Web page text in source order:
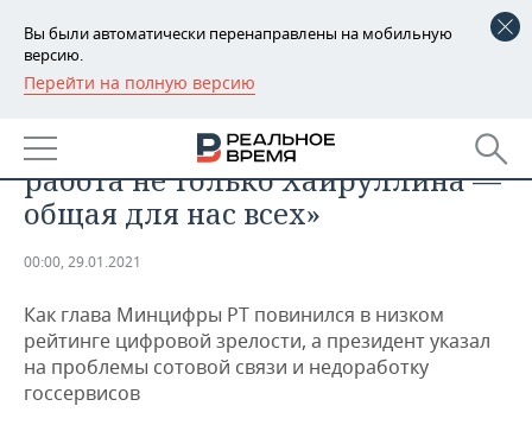
Вы были автоматически перенаправлены на мобильную
версию.
Перейти на полную версию
РЕГИОНЫ
БАШКОРТОСТАН
ТАТАРСТАН
НОВОСТИ
АНАЛИТИКА
ДЕКЛАРАЦИИ О ДОХОДАХ
КОРОЛИ ГОСЗАКАЗА ПФО
ВУЗЫ ТАТАРСТАНА
НОВОСТИ ЭКОНОМИКИ
ФИНАНСЫ
БАНКИ
ПРОМЫШЛЕННОСТЬ
НОВОСТИ
ПРОМЫШЛЕННОСТИ
НЕДВИЖИМОСТЬ
НОВОСТИ НЕДВИЖИМОСТИ
Рустам Минниханов: «Это
работа не только Хайруллина —
общая для нас всех»
00:00, 29.01.2021
Как глава Минцифры РТ повинился в низком
рейтинге цифровой зрелости, а президент указал
на проблемы сотовой связи и недоработку
госсервисов